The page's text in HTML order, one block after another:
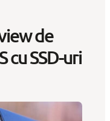
de
cu SSD-uri